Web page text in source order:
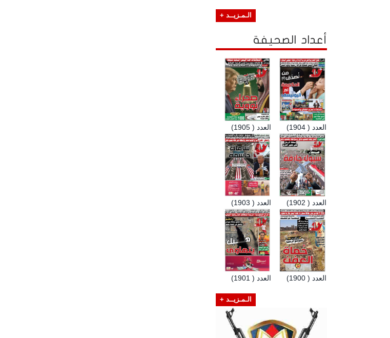
الـمـزيــد +
أعداد الصحيفة
العدد ( 1905) العدد ( 1904)
العدد ( 1903) العدد ( 1902)
العدد ( 1901) العدد ( 1900)
الـمـزيــد +